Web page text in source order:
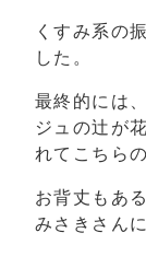
くすみ系の
した。
最終的には
ジュの辻が
れてこちら
お背丈もあ
みさきさん